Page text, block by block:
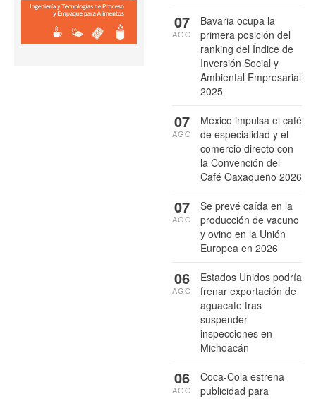
Bavaria ocupa la
primera posición del
ranking del Índice de
Inversión Social y
Ambiental Empresarial
2025
07
AGO
México impulsa el café
de especialidad y el
comercio directo con
la Convención del
Café Oaxaqueño 2026
07
AGO
Se prevé caída en la
producción de vacuno
y ovino en la Unión
Europea en 2026
07
AGO
Estados Unidos podría
frenar exportación de
aguacate tras
suspender
inspecciones en
Michoacán
06
AGO
Coca-Cola estrena
publicidad para
06
AGO